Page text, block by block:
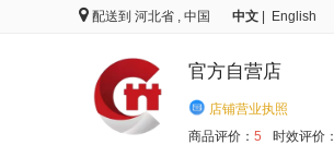
配送到 河北省 , 中国 中文 English
官方自营店
店铺营业执照
商品评价： 5 时效评价：